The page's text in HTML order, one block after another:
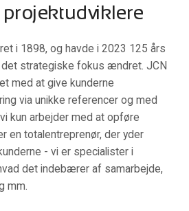
…
i 1898, og havde i 2023 125 års
strategiske fokus ændret. JCN
med at give kunderne
via unikke referencer og med
kun arbejder med at opføre
en totalentreprenør, der yder
- vi er specialister i
det indebærer af samarbejde,
mm.